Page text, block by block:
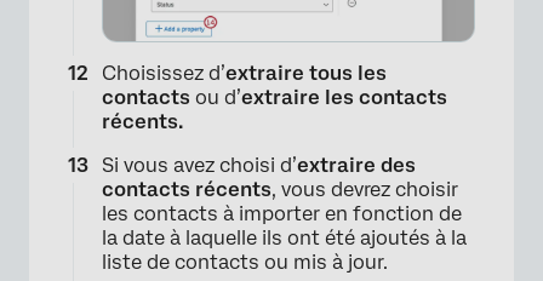
×
Choisissez d’extraire tous les
contacts ou d’extraire les contacts
récents.
Si vous avez choisi d’extraire des
contacts récents, vous devrez choisir
les contacts à importer en fonction de
la date à laquelle ils ont été ajoutés à la
liste de contacts ou mis à jour.